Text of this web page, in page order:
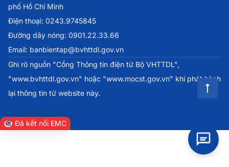
phố Hồ Chí Minh
Điện thoại: 0243.9745845
Đường dây nóng: 0901.22.33.66
Email: banbientap@bvhttdl.gov.vn
Ghi rõ nguồn "Cổng Thông tin điện tử Bộ VHTTDL",
"www.bvhttdl.gov.vn" hoặc "www.mocst.gov.vn" khi phát hành
lại thông tin từ website này.
Đã kết nối EMC